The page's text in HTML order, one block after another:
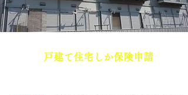
戸建て住宅しか保険申請は